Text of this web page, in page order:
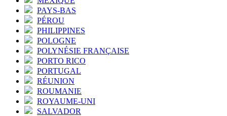
PAYS-BAS
PÉROU
PHILIPPINES
POLOGNE
POLYNÉSIE FRANÇAISE
PORTO RICO
PORTUGAL
RÉUNION
ROUMANIE
ROYAUME-UNI
SALVADOR